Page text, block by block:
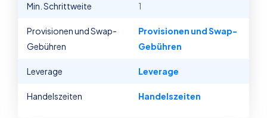
Min. Schrittweite 1
Provisionen und Swap-
Gebühren
Provisionen und Swap-
Gebühren
Leverage Leverage
Handelszeiten Handelszeiten